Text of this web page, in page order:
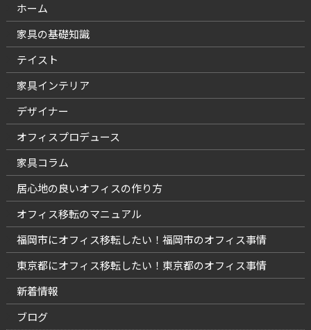
ホーム
家具の基礎知識
テイスト
家具インテリア
デザイナー
オフィスプロデュース
家具コラム
居心地の良いオフィスの作り方
オフィス移転のマニュアル
福岡市にオフィス移転したい！福岡市のオフィス事情
東京都にオフィス移転したい！東京都のオフィス事情
新着情報
ブログ